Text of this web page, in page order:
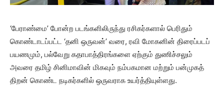
‘பேராண்மை’ போன்ற படங்களிலிருந்து ரசிகர்களால் பெரிதும்
கொண்டாடப்பட்ட ‘தனி ஒருவன்’ வரை, ரவி மோகனின் திரைப்படப்
பயணமும், பல்வேறு கதாபாத்திரங்களை ஏற்கும் துணிச்சலும்
அவரை தமிழ் சினிமாவின் மிகவும் நம்பகமான மற்றும் பன்முகத்
திறன் கொண்ட நடிகர்களில் ஒருவராக உயர்த்தியுள்ளது.